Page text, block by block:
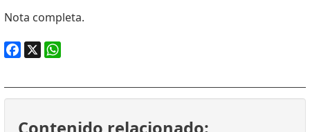
Nota completa.